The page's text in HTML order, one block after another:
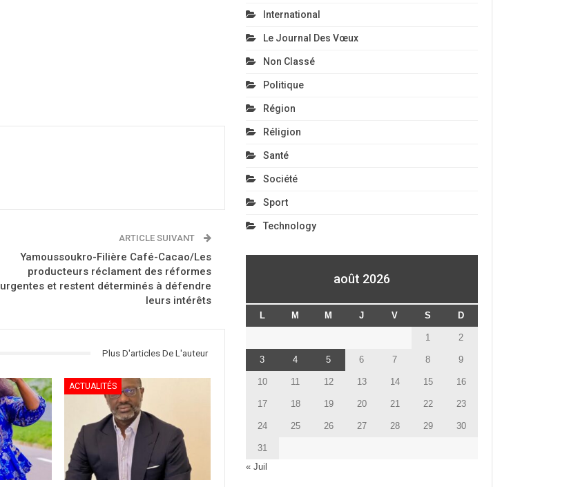
ARTICLE SUIVANT
Yamoussoukro-Filière Café-Cacao/Les
producteurs réclament des réformes
urgentes et restent déterminés à défendre
leurs intérêts
Plus D'articles De L'auteur
ACTUALITÉS
International
Le Journal Des Vœux
Non Classé
Politique
Région
Réligion
Santé
Société
Sport
Technology
août 2026
L M M J V S D
1 2
3 4 5 6 7 8 9
10 11 12 13 14 15 16
17 18 19 20 21 22 23
24 25 26 27 28 29 30
31
« Juil